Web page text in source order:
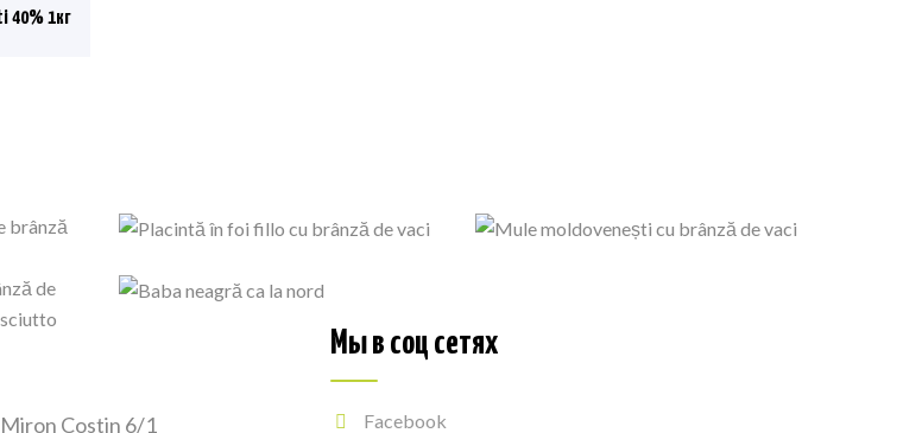
40% 1кг
Costin 6/1
Мы в соц сетях
Facebook